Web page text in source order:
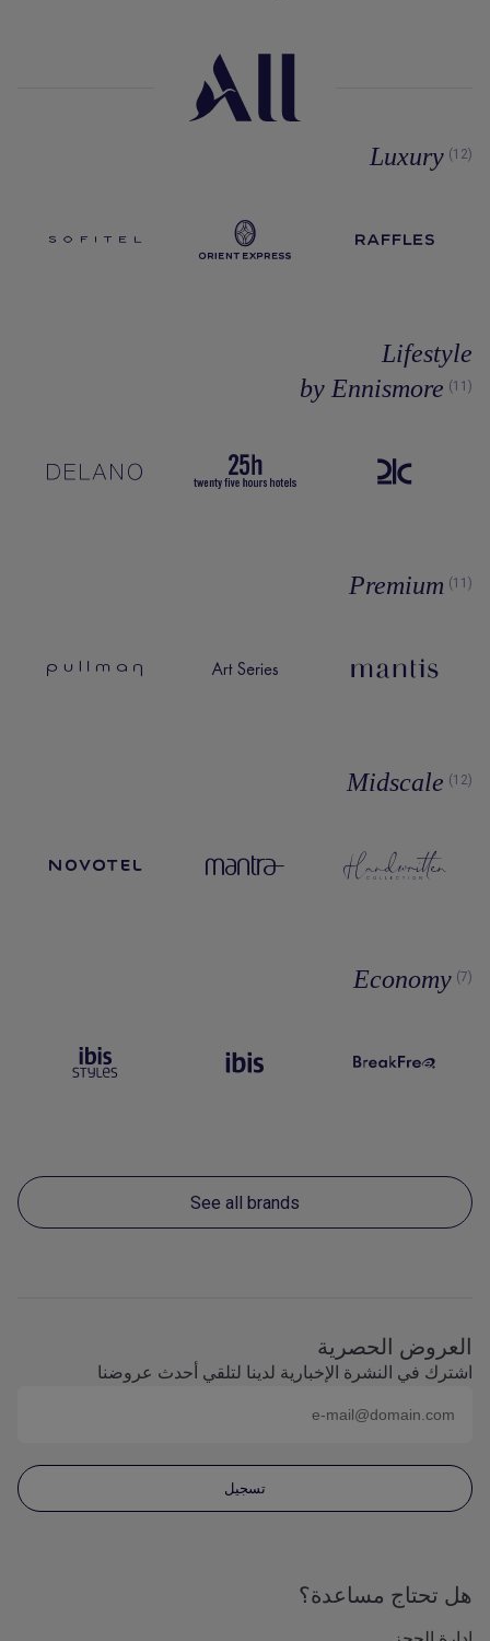
Luxury (12)
Lifestyle
by Ennismore (11)
Premium (11)
Midscale (12)
Economy (7)
See all brands
العروض الحصرية
اشترك في النشرة الإخبارية لدينا لتلقي أحدث عروضنا
تسجيل
هل تحتاج مساعدة؟